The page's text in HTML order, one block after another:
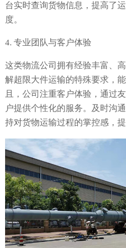
台实时查询货物信息，提高了
度。
4. 专业团队与客户体验
这类物流公司拥有经验丰富、
解超限大件运输的特殊要求，
且，公司注重客户体验，通过
户提供个性化的服务。及时沟
持对货物运输过程的掌控感，